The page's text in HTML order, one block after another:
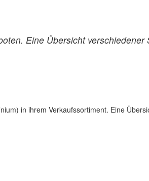
Eine Übersicht verschiedener
in ihrem Verkaufssortiment. Eine